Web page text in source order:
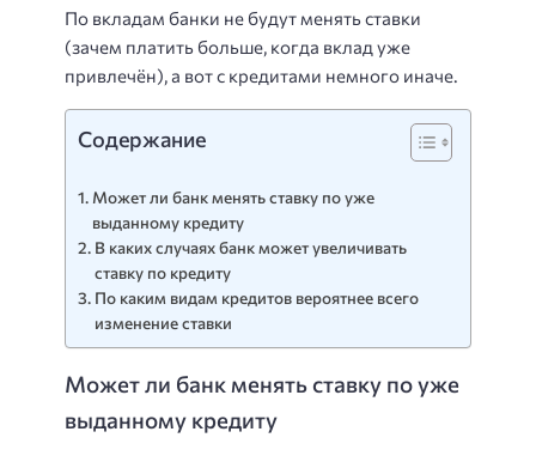
По вкладам банки не будут менять ставки
(зачем платить больше, когда вклад уже
привлечён), а вот с кредитами немного иначе.
Содержание
Может ли банк менять ставку по уже
выданному кредиту
В каких случаях банк может увеличивать
ставку по кредиту
По каким видам кредитов вероятнее всего
изменение ставки
Может ли банк менять ставку по уже
выданному кредиту